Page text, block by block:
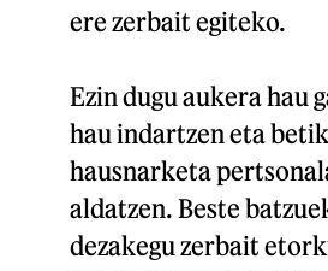
ere zerbait egiteko.
Ezin dugu aukera hau
hau indartzen eta
hausnarketa
aldatzen. Beste
dezakegu zerbait